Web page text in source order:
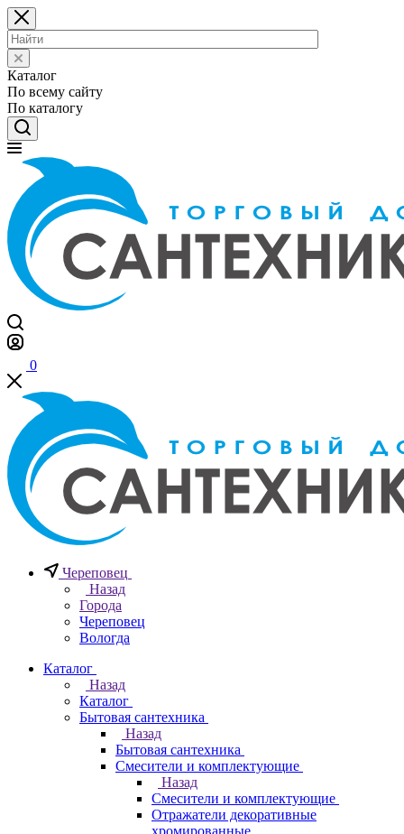
Каталог
По всему сайту
По каталогу
0
Череповец
Назад
Города
Череповец
Вологда
Каталог
Назад
Каталог
Бытовая сантехника
Назад
Бытовая сантехника
Смесители и комплектующие
Назад
Смесители и комплектующие
Отражатели декоративные
хромированные